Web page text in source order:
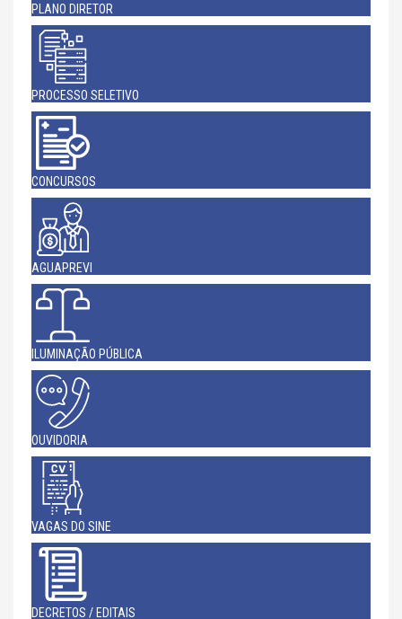
PLANO DIRETOR
PROCESSO SELETIVO
CONCURSOS
AGUAPREVI
ILUMINAÇÃO PÚBLICA
OUVIDORIA
VAGAS DO SINE
DECRETOS / EDITAIS